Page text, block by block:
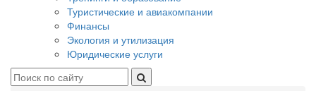
Туристические и авиакомпании
Финансы
Экология и утилизация
Юридические услуги